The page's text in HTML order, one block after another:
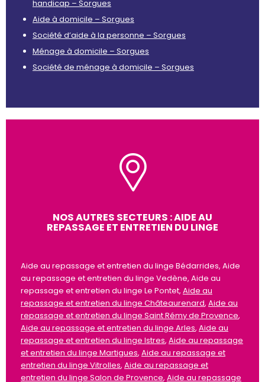
handicap – Sorgues
Aide à domicile – Sorgues
Société d’aide à la personne – Sorgues
Ménage à domicile – Sorgues
Société de ménage à domicile – Sorgues
NOS AUTRES SECTEURS : AIDE AU
REPASSAGE ET ENTRETIEN DU LINGE
Aide au repassage et entretien du linge Bédarrides, Aide
au repassage et entretien du linge Vedène, Aide au
repassage et entretien du linge Le Pontet, Aide au
repassage et entretien du linge Châteaurenard, Aide au
repassage et entretien du linge Saint Rémy de Provence,
Aide au repassage et entretien du linge Arles, Aide au
repassage et entretien du linge Istres, Aide au repassage
et entretien du linge Martigues, Aide au repassage et
entretien du linge Vitrolles, Aide au repassage et
entretien du linge Salon de Provence, Aide au repassage